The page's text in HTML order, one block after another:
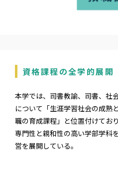
資格課程の全学的展開
本学では、司書教諭、司書、社
について「生涯学習社会の成熟
職の育成課程」と位置付けてお
専門性と親和性の高い学部学科
営を展開している。